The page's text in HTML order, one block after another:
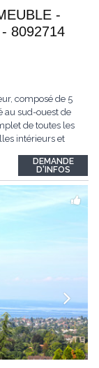
-
8092714
composé de 5
au sud-ouest de
de toutes les
intérieurs et
Plus
DEMANDE
D'INFOS